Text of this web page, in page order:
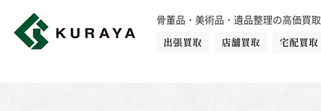
骨董品・美術品・遺品整理の高価買取
出張買取
店舗買取 宅配買取